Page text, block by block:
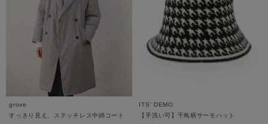
grove
すっきり見え、ステッチレス中綿コート
ITS' DEMO
【手洗い可】千鳥柄サーモハット